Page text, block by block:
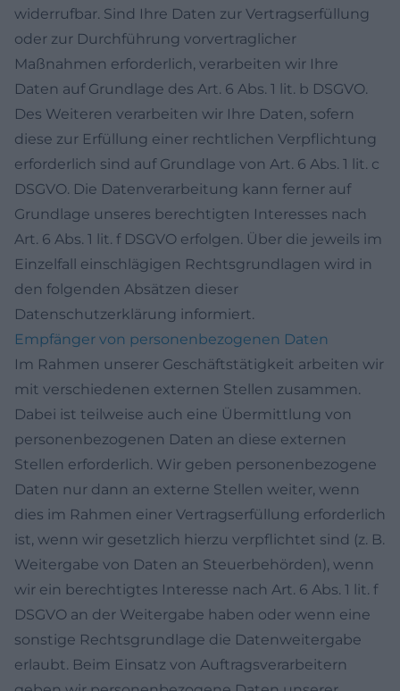
widerrufbar. Sind Ihre Daten zur Vertragserfüllung
oder zur Durchführung vorvertraglicher
Maßnahmen erforderlich, verarbeiten wir Ihre
Daten auf Grundlage des Art. 6 Abs. 1 lit. b DSGVO.
Des Weiteren verarbeiten wir Ihre Daten, sofern
diese zur Erfüllung einer rechtlichen Verpflichtung
erforderlich sind auf Grundlage von Art. 6 Abs. 1 lit. c
DSGVO. Die Datenverarbeitung kann ferner auf
Grundlage unseres berechtigten Interesses nach
Art. 6 Abs. 1 lit. f DSGVO erfolgen. Über die jeweils im
Einzelfall einschlägigen Rechtsgrundlagen wird in
den folgenden Absätzen dieser
Datenschutzerklärung informiert.
Empfänger von personenbezogenen Daten
Im Rahmen unserer Geschäftstätigkeit arbeiten wir
mit verschiedenen externen Stellen zusammen.
Dabei ist teilweise auch eine Übermittlung von
personenbezogenen Daten an diese externen
Stellen erforderlich. Wir geben personenbezogene
Daten nur dann an externe Stellen weiter, wenn
dies im Rahmen einer Vertragserfüllung erforderlich
ist, wenn wir gesetzlich hierzu verpflichtet sind (z. B.
Weitergabe von Daten an Steuerbehörden), wenn
wir ein berechtigtes Interesse nach Art. 6 Abs. 1 lit. f
DSGVO an der Weitergabe haben oder wenn eine
sonstige Rechtsgrundlage die Datenweitergabe
erlaubt. Beim Einsatz von Auftragsverarbeitern